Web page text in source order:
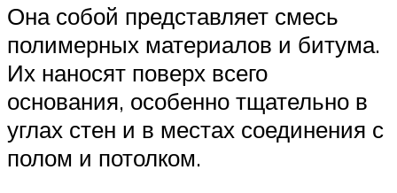
Она собой представляет смесь
полимерных материалов и битума.
Их наносят поверх всего
основания, особенно тщательно в
углах стен и в местах соединения с
полом и потолком.